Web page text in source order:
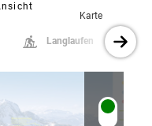
Karte
Langlaufen